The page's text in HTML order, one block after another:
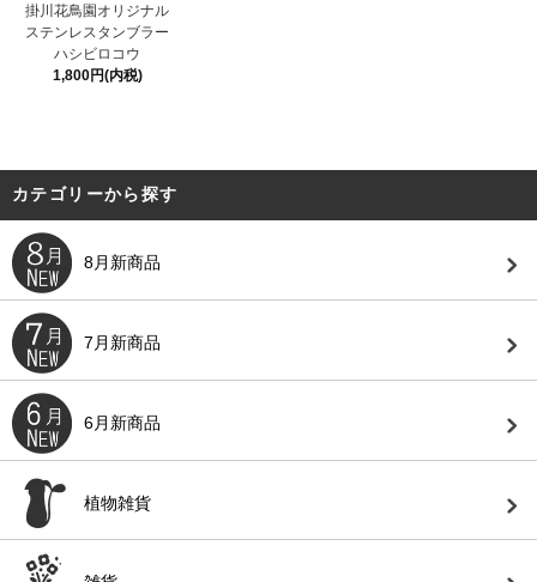
掛川花鳥園オリジナル
ステンレスタンブラー
ハシビロコウ
1,800円(内税)
カテゴリーから探す
8月新商品
7月新商品
6月新商品
植物雑貨